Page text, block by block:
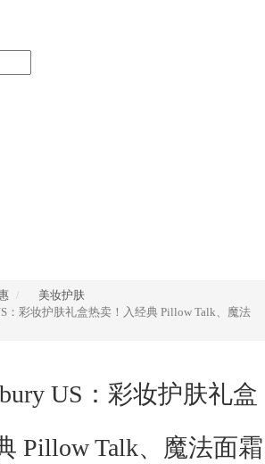
美妆护肤
：彩妆护肤礼盒热卖！入经典 Pillow Talk、魔法
US：彩妆护肤礼盒
Pillow Talk、魔法面霜